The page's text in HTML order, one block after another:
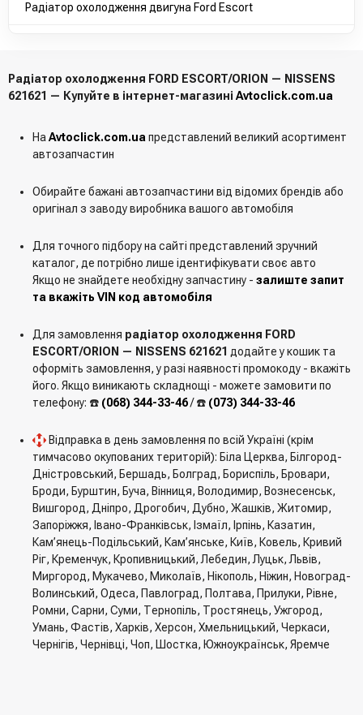
Радіатор охолодження двигуна Ford Escort
Радіатор охолодження FORD ESCORT/ORION — NISSENS
621621 — Купуйте в інтернет-магазині Avtoclick.com.ua
НаAvtoclick.com.uaпредставлений великий асортимент
автозапчастин
Обирайте бажані автозапчастини від відомих брендів або
оригінал з заводу виробника вашого автомобіля
Для точного підбору на сайті представлений зручний
каталог, де потрібно лише ідентифікувати своє авто
Якщо не знайдете необхідну запчастину - залиште запит
та вкажіть VIN код автомобіля
Для замовлення радіатор охолодження FORD
ESCORT/ORION — NISSENS 621621 додайте у кошик та
оформіть замовлення, у разі наявності промокоду - вкажіть
його. Якщо виникають складнощі - можете замовити по
телефону: ☎️ (068) 344-33-46/ ☎️ (073) 344-33-46
Відправка в день замовлення по всій Україні (крім
тимчасово окупованих територій): Біла Церква, Білгород-
Дністровський, Бершадь, Болград, Бориспіль, Бровари,
Броди, Бурштин, Буча, Вінниця, Володимир, Вознесенськ,
Вишгород, Дніпро, Дрогобич, Дубно, Жашків, Житомир,
Запоріжжя, Івано-Франківськ, Ізмаїл, Ірпінь, Казатин,
Кам’янець-Подільський, Кам’янське, Київ, Ковель, Кривий
Ріг, Кременчук, Кропивницький, Лебедин, Луцьк, Львів,
Миргород, Мукачево, Миколаїв, Нікополь, Ніжин, Новоград-
Волинський, Одеса, Павлоград, Полтава, Прилуки, Рівне,
Ромни, Сарни, Суми, Тернопіль, Тростянець, Ужгород,
Умань, Фастів, Харків, Херсон, Хмельницький, Черкаси,
Чернігів, Чернівці, Чоп, Шостка, Южноукраїнськ, Яремче